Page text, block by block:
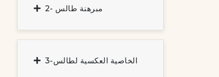
2- مبرهنة طالس
3-الخاصية العكسية لطالس